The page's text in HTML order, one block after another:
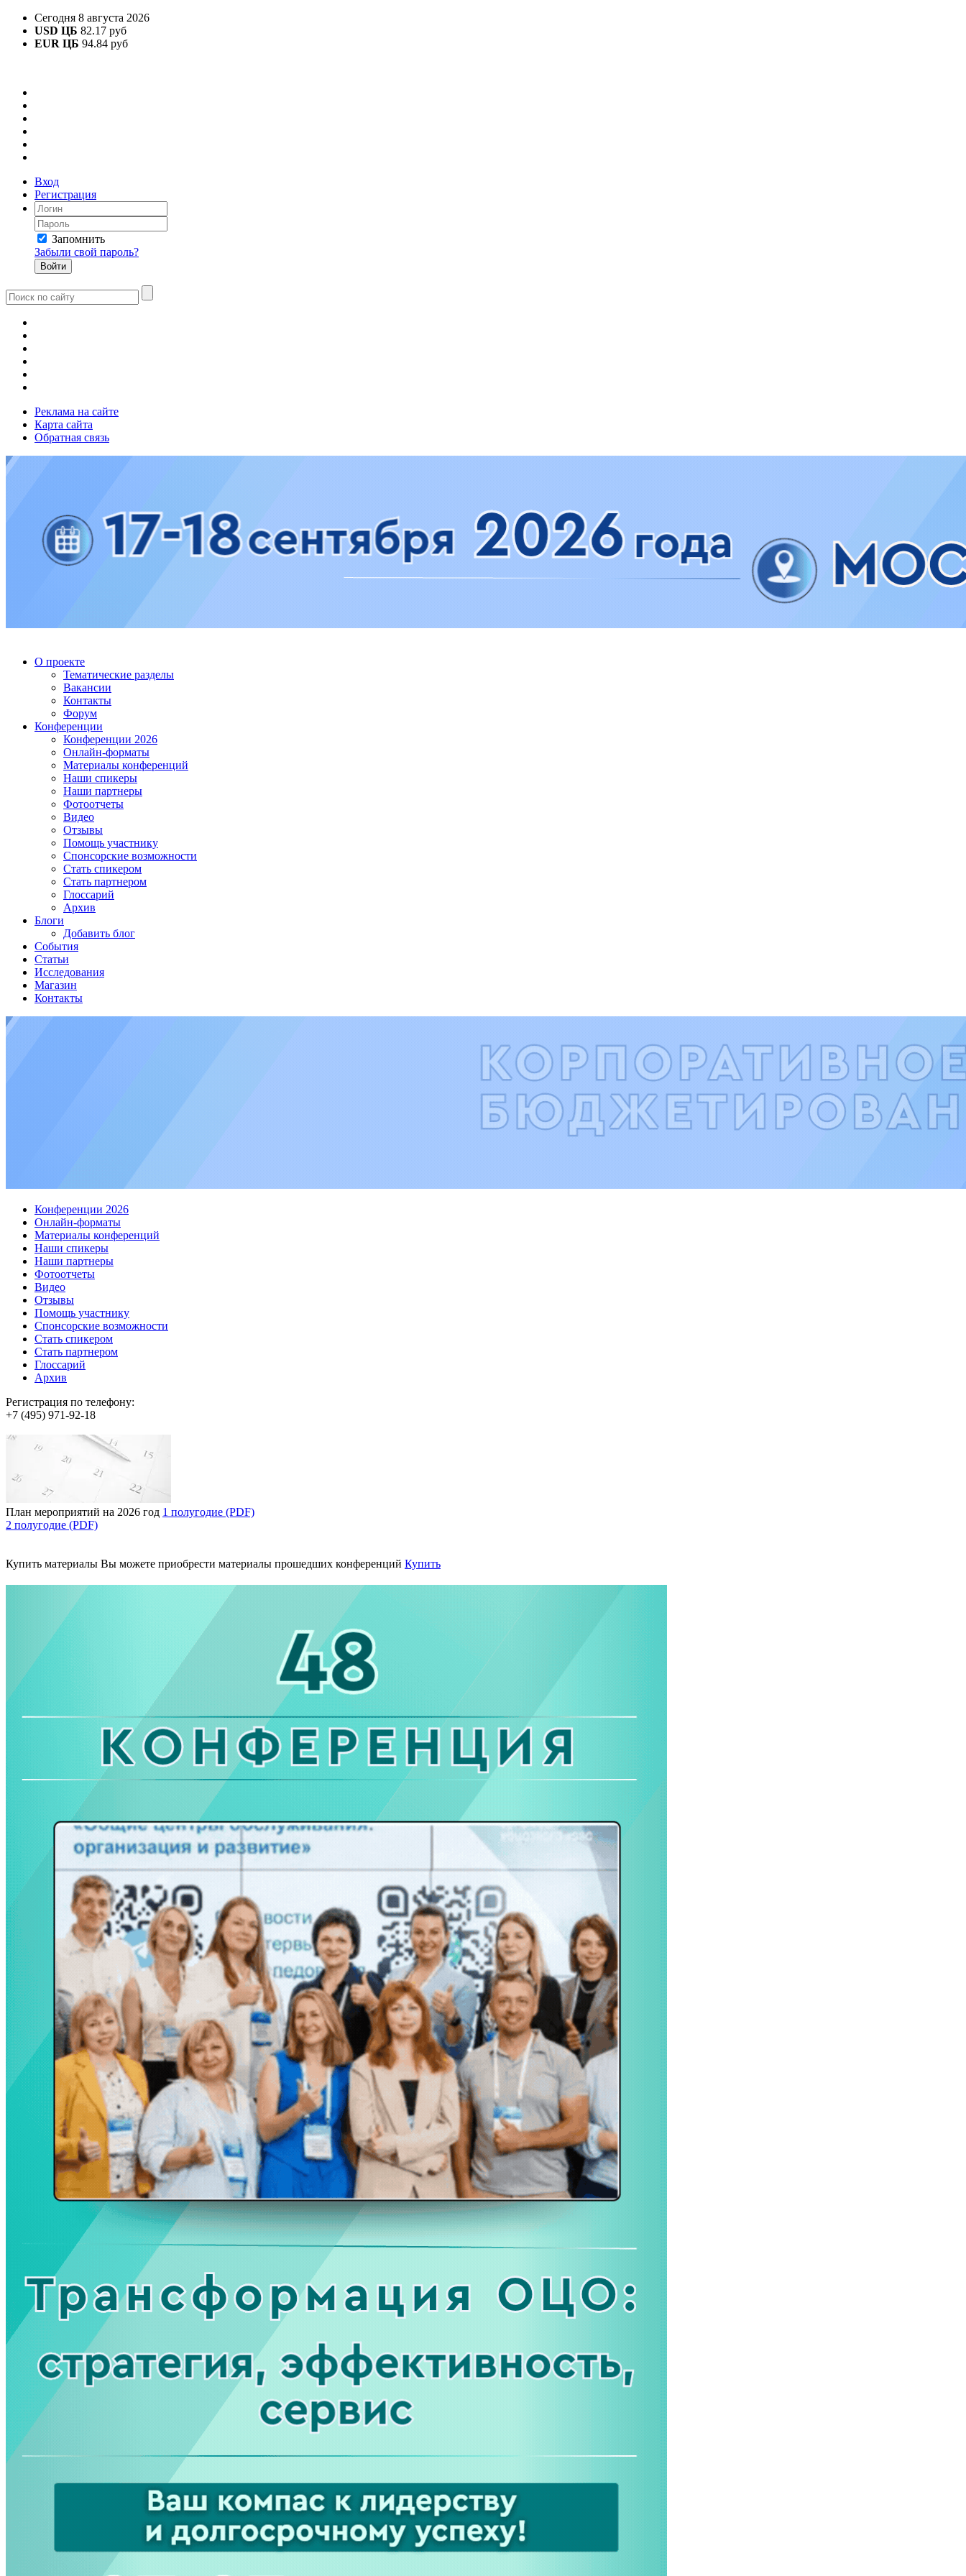
Сегодня 8 августа 2026
USD ЦБ 82.17 руб
EUR ЦБ 94.84 руб
Вход
Регистрация
Запомнить
Забыли свой пароль?
Реклама на сайте
Карта сайта
Обратная связь
О проекте
Тематические разделы
Вакансии
Контакты
Форум
Конференции
Конференции 2026
Онлайн-форматы
Материалы конференций
Наши спикеры
Наши партнеры
Фотоотчеты
Видео
Отзывы
Помощь участнику
Спонсорские возможности
Стать спикером
Стать партнером
Глоссарий
Архив
Блоги
Добавить блог
События
Статьи
Исследования
Магазин
Контакты
Конференции 2026
Онлайн-форматы
Материалы конференций
Наши спикеры
Наши партнеры
Фотоотчеты
Видео
Отзывы
Помощь участнику
Спонсорские возможности
Стать спикером
Стать партнером
Глоссарий
Архив
Регистрация по телефону:
+7 (495) 971-92-18
План мероприятий на 2026 год 1 полугодие (PDF)
2 полугодие (PDF)
Купить материалы Вы можете приобрести материалы прошедших конференций Купить